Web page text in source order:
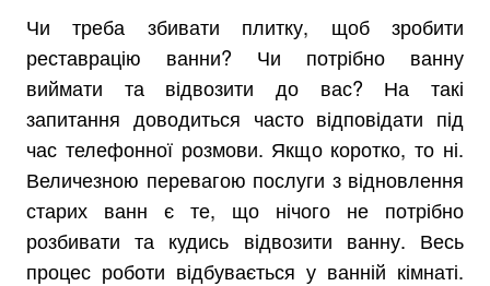
Чи треба збивати плитку, щоб зробити
реставрацію ванни? Чи потрібно ванну
виймати та відвозити до вас? На такі
запитання доводиться часто відповідати під
час телефонної розмови. Якщо коротко, то ні.
Величезною перевагою послуги з відновлення
старих ванн є те, що нічого не потрібно
розбивати та кудись відвозити ванну. Весь
процес роботи відбувається у ванній кімнаті.